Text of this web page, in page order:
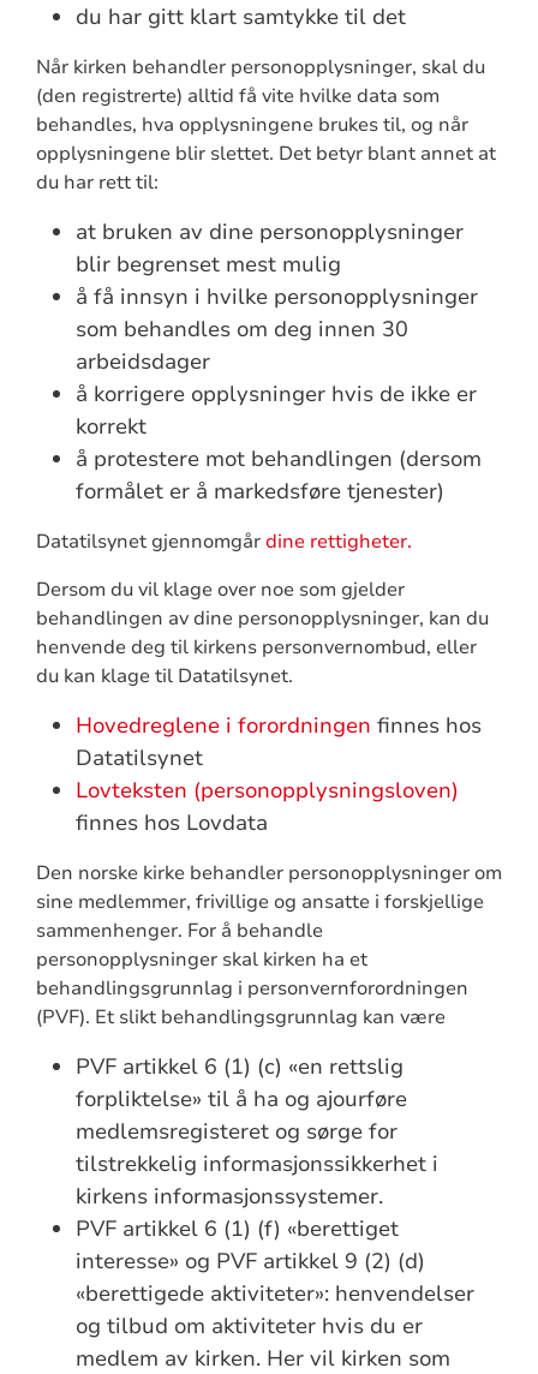
du har gitt klart samtykke til det
Når kirken behandler personopplysninger, skal du
(den registrerte) alltid få vite hvilke data som
behandles, hva opplysningene brukes til, og når
opplysningene blir slettet. Det betyr blant annet at
du har rett til:
at bruken av dine personopplysninger
blir begrenset mest mulig
å få innsyn i hvilke personopplysninger
som behandles om deg innen 30
arbeidsdager
å korrigere opplysninger hvis de ikke er
korrekt
å protestere mot behandlingen (dersom
formålet er å markedsføre tjenester)
Datatilsynet gjennomgårdine rettigheter.
Dersom du vil klage over noe som gjelder
behandlingen av dine personopplysninger, kan du
henvende deg til kirkens personvernombud, eller
du kan klage til Datatilsynet.
Hovedreglene i forordningen finnes hos
Datatilsynet
Lovteksten (personopplysningsloven)
finnes hos Lovdata
Den norske kirke behandler personopplysninger om
sine medlemmer, frivillige og ansatte i forskjellige
sammenhenger. For å behandle
personopplysninger skal kirken ha et
behandlingsgrunnlag i personvernforordningen
(PVF). Et slikt behandlingsgrunnlag kan være
PVF artikkel 6 (1) (c) «en rettslig
forpliktelse» til å ha og ajourføre
medlemsregisteret og sørge for
tilstrekkelig informasjonssikkerhet i
kirkens informasjonssystemer.
PVF artikkel 6 (1) (f) «berettiget
interesse» og PVF artikkel 9 (2) (d)
«berettigede aktiviteter»: henvendelser
og tilbud om aktiviteter hvis du er
medlem av kirken. Her vil kirken som